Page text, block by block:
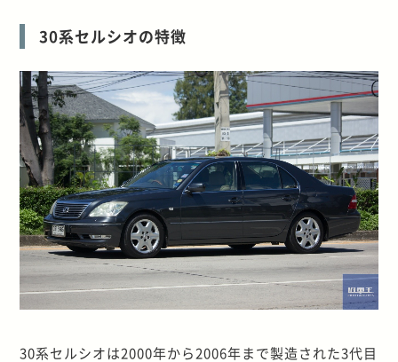
30系セルシオの特徴
30系セルシオは2000年から2006年まで製造された3代目